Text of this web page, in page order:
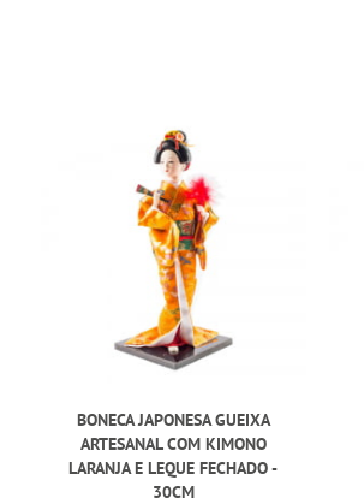
BONECA JAPONESA GUEIXA
ARTESANAL COM KIMONO
LARANJA E LEQUE FECHADO -
30CM